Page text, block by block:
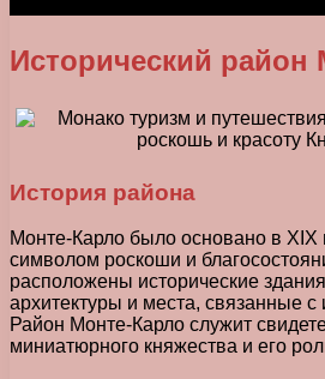
Исторический район
История района
Монте-Карло было основано в XIX
символом роскоши и
расположены исторические
архитектуры и места, связанные с
Район Монте-Карло служит
миниатюрного княжества и его